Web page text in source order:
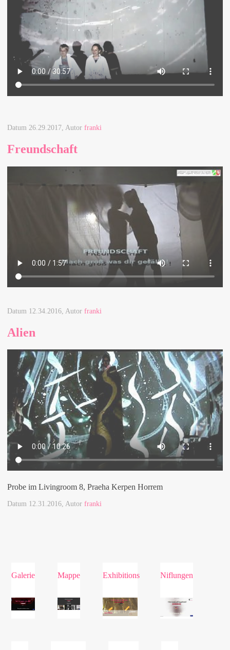
Datum 26.29.2017 , Autor franki
Freundschaft
Datum 12.34.2016 , Autor franki
Alien
Probe im Livingroom 8, Praeha Kerpen Horrem
Datum 12.31.2016 , Autor franki
Galerie Mappe Exhibitions Niflungen